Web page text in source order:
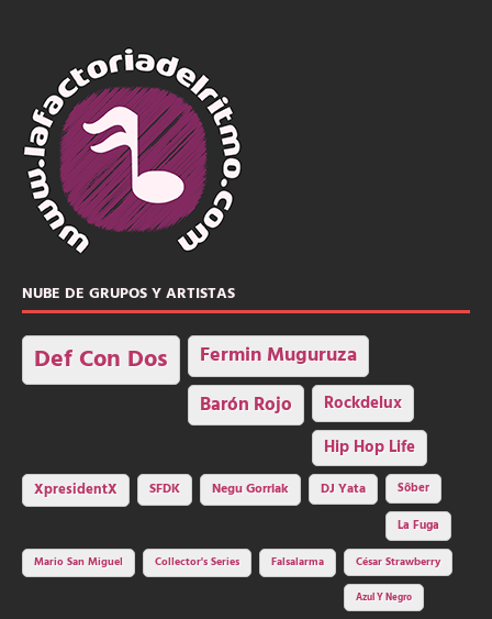
NUBE DE GRUPOS Y ARTISTAS
Def Con Dos Fermin Muguruza
Barón Rojo Rockdelux
Hip Hop Life
XpresidentX SFDK Negu Gorriak DJ Yata
Sôber
La Fuga
Mario San Miguel
Collector's Series Falsalarma César Strawberry
Azul Y Negro